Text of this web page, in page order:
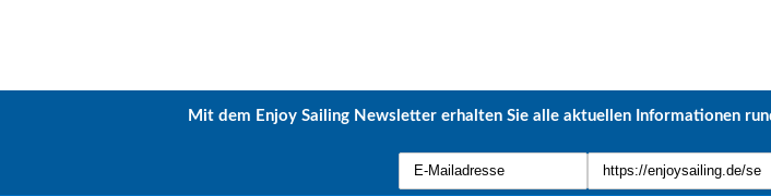
Mit dem Enjoy Sailing Newsletter erhalten Sie alle aktuellen Informationen